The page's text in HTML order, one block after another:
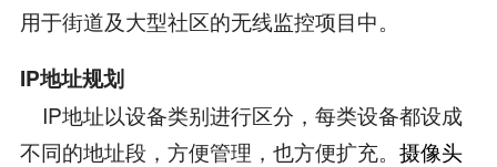
用于街道及大型社区的无线监控项目中。
IP地址规划
IP地址以设备类别进行区分，每类设备都设成
不同的地址段，方便管理，也方便扩充。 摄像头